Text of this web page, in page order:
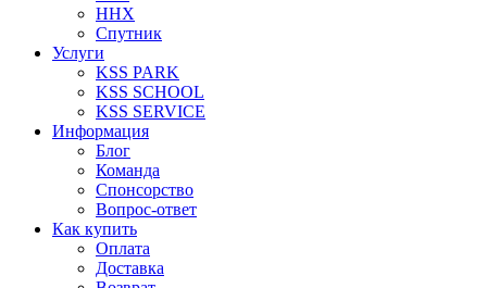
ННХ
Спутник
Услуги
KSS PARK
KSS SCHOOL
KSS SERVICE
Информация
Блог
Команда
Спонсорство
Вопрос-ответ
Как купить
Оплата
Доставка